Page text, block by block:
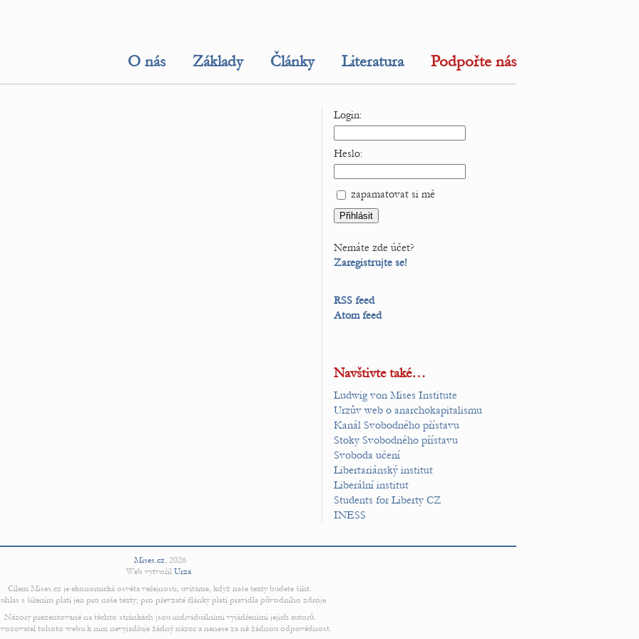
O nás Základy Články Literatura Podpořte nás
Login:
Heslo:
zapamatovat si mě
Nemáte zde účet?
Zaregistrujte se!
RSS feed
Atom feed
Navštivte také…
Ludwig von Mises Institute
Urzův web o anarchokapitalismu
Kanál Svobodného přístavu
Stoky Svobodného přístavu
Svoboda učení
Libertariánský institut
Liberální institut
Students for Liberty CZ
INESS
Mises.cz, 2026
Web vytvořil Urza.
Cílem Mises.cz je ekonomická osvěta veřejnosti; uvítáme, když naše texty budete šířit.
s šířením platí jen pro naše texty; pro převzaté články platí pravidla původního zdroje.
Názory prezentované na těchto stránkách jsou individuálními vyjádřeními jejich autorů.
tohoto webu k nim nevyjadřuje žádný názor a nenese za ně žádnou odpovědnost.